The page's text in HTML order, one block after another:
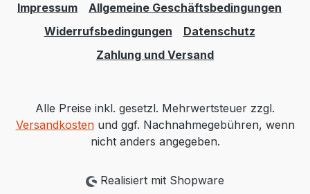
Impressum
Allgemeine Geschäftsbedingungen
Widerrufsbedingungen
Datenschutz
Zahlung und Versand
Alle Preise inkl. gesetzl. Mehrwertsteuer zzgl.
Versandkostenund ggf. Nachnahmegebühren, wenn
nicht anders angegeben.
Realisiert mit Shopware